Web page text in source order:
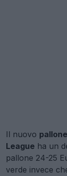
Il nuovo
League ha un
pallone 24-25
verde invece